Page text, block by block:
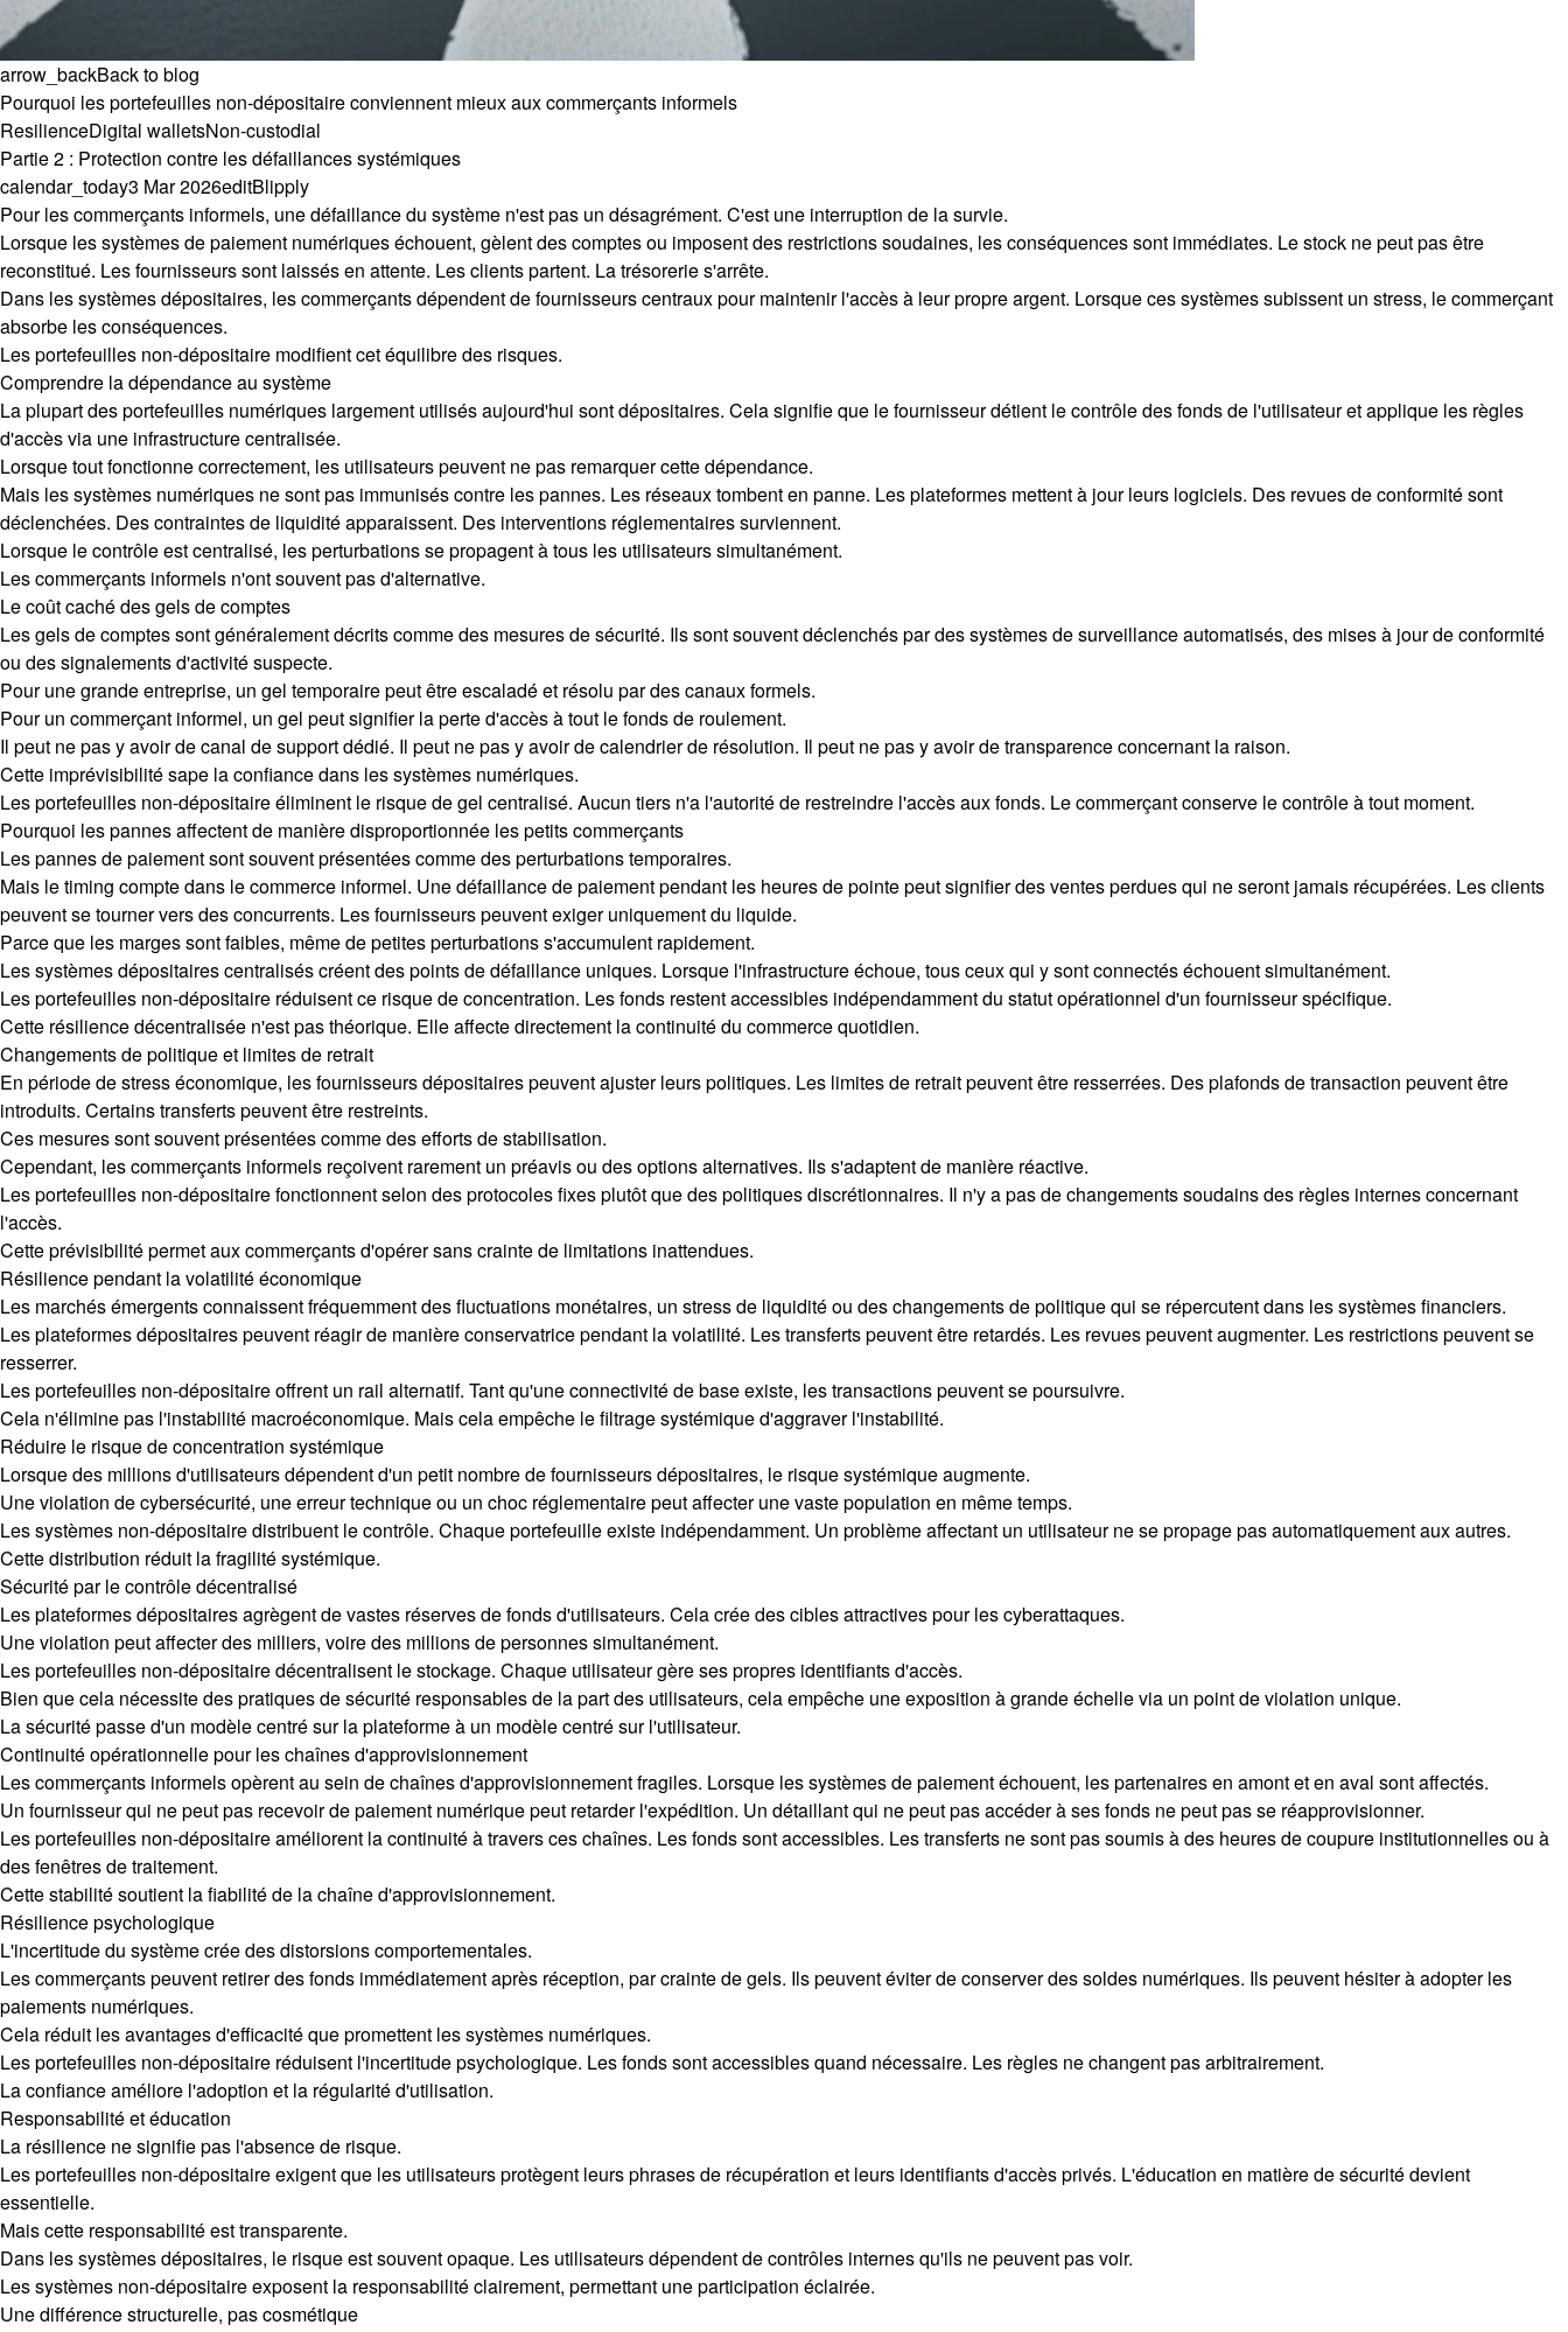
arrow_backBack to blog
Pourquoi les portefeuilles non-dépositaire conviennent mieux aux commerçants informels
ResilienceDigital walletsNon-custodial
Partie 2 : Protection contre les défaillances systémiques
calendar_today3 Mar 2026editBlipply
Pour les commerçants informels, une défaillance du système n'est pas un désagrément. C'est une interruption de la survie.
Lorsque les systèmes de paiement numériques échouent, gèlent des comptes ou imposent des restrictions soudaines, les conséquences sont immédiates. Le stock ne peut pas être
reconstitué. Les fournisseurs sont laissés en attente. Les clients partent. La trésorerie s'arrête.
Dans les systèmes dépositaires, les commerçants dépendent de fournisseurs centraux pour maintenir l'accès à leur propre argent. Lorsque ces systèmes subissent un stress, le commerçant
absorbe les conséquences.
Les portefeuilles non-dépositaire modifient cet équilibre des risques.
Comprendre la dépendance au système
La plupart des portefeuilles numériques largement utilisés aujourd'hui sont dépositaires. Cela signifie que le fournisseur détient le contrôle des fonds de l'utilisateur et applique les règles
d'accès via une infrastructure centralisée.
Lorsque tout fonctionne correctement, les utilisateurs peuvent ne pas remarquer cette dépendance.
Mais les systèmes numériques ne sont pas immunisés contre les pannes. Les réseaux tombent en panne. Les plateformes mettent à jour leurs logiciels. Des revues de conformité sont
déclenchées. Des contraintes de liquidité apparaissent. Des interventions réglementaires surviennent.
Lorsque le contrôle est centralisé, les perturbations se propagent à tous les utilisateurs simultanément.
Les commerçants informels n'ont souvent pas d'alternative.
Le coût caché des gels de comptes
Les gels de comptes sont généralement décrits comme des mesures de sécurité. Ils sont souvent déclenchés par des systèmes de surveillance automatisés, des mises à jour de conformité
ou des signalements d'activité suspecte.
Pour une grande entreprise, un gel temporaire peut être escaladé et résolu par des canaux formels.
Pour un commerçant informel, un gel peut signifier la perte d'accès à tout le fonds de roulement.
Il peut ne pas y avoir de canal de support dédié. Il peut ne pas y avoir de calendrier de résolution. Il peut ne pas y avoir de transparence concernant la raison.
Cette imprévisibilité sape la confiance dans les systèmes numériques.
Les portefeuilles non-dépositaire éliminent le risque de gel centralisé. Aucun tiers n'a l'autorité de restreindre l'accès aux fonds. Le commerçant conserve le contrôle à tout moment.
Pourquoi les pannes affectent de manière disproportionnée les petits commerçants
Les pannes de paiement sont souvent présentées comme des perturbations temporaires.
Mais le timing compte dans le commerce informel. Une défaillance de paiement pendant les heures de pointe peut signifier des ventes perdues qui ne seront jamais récupérées. Les clients
peuvent se tourner vers des concurrents. Les fournisseurs peuvent exiger uniquement du liquide.
Parce que les marges sont faibles, même de petites perturbations s'accumulent rapidement.
Les systèmes dépositaires centralisés créent des points de défaillance uniques. Lorsque l'infrastructure échoue, tous ceux qui y sont connectés échouent simultanément.
Les portefeuilles non-dépositaire réduisent ce risque de concentration. Les fonds restent accessibles indépendamment du statut opérationnel d'un fournisseur spécifique.
Cette résilience décentralisée n'est pas théorique. Elle affecte directement la continuité du commerce quotidien.
Changements de politique et limites de retrait
En période de stress économique, les fournisseurs dépositaires peuvent ajuster leurs politiques. Les limites de retrait peuvent être resserrées. Des plafonds de transaction peuvent être
introduits. Certains transferts peuvent être restreints.
Ces mesures sont souvent présentées comme des efforts de stabilisation.
Cependant, les commerçants informels reçoivent rarement un préavis ou des options alternatives. Ils s'adaptent de manière réactive.
Les portefeuilles non-dépositaire fonctionnent selon des protocoles fixes plutôt que des politiques discrétionnaires. Il n'y a pas de changements soudains des règles internes concernant
l'accès.
Cette prévisibilité permet aux commerçants d'opérer sans crainte de limitations inattendues.
Résilience pendant la volatilité économique
Les marchés émergents connaissent fréquemment des fluctuations monétaires, un stress de liquidité ou des changements de politique qui se répercutent dans les systèmes financiers.
Les plateformes dépositaires peuvent réagir de manière conservatrice pendant la volatilité. Les transferts peuvent être retardés. Les revues peuvent augmenter. Les restrictions peuvent se
resserrer.
Les portefeuilles non-dépositaire offrent un rail alternatif. Tant qu'une connectivité de base existe, les transactions peuvent se poursuivre.
Cela n'élimine pas l'instabilité macroéconomique. Mais cela empêche le filtrage systémique d'aggraver l'instabilité.
Réduire le risque de concentration systémique
Lorsque des millions d'utilisateurs dépendent d'un petit nombre de fournisseurs dépositaires, le risque systémique augmente.
Une violation de cybersécurité, une erreur technique ou un choc réglementaire peut affecter une vaste population en même temps.
Les systèmes non-dépositaire distribuent le contrôle. Chaque portefeuille existe indépendamment. Un problème affectant un utilisateur ne se propage pas automatiquement aux autres.
Cette distribution réduit la fragilité systémique.
Sécurité par le contrôle décentralisé
Les plateformes dépositaires agrègent de vastes réserves de fonds d'utilisateurs. Cela crée des cibles attractives pour les cyberattaques.
Une violation peut affecter des milliers, voire des millions de personnes simultanément.
Les portefeuilles non-dépositaire décentralisent le stockage. Chaque utilisateur gère ses propres identifiants d'accès.
Bien que cela nécessite des pratiques de sécurité responsables de la part des utilisateurs, cela empêche une exposition à grande échelle via un point de violation unique.
La sécurité passe d'un modèle centré sur la plateforme à un modèle centré sur l'utilisateur.
Continuité opérationnelle pour les chaînes d'approvisionnement
Les commerçants informels opèrent au sein de chaînes d'approvisionnement fragiles. Lorsque les systèmes de paiement échouent, les partenaires en amont et en aval sont affectés.
Un fournisseur qui ne peut pas recevoir de paiement numérique peut retarder l'expédition. Un détaillant qui ne peut pas accéder à ses fonds ne peut pas se réapprovisionner.
Les portefeuilles non-dépositaire améliorent la continuité à travers ces chaînes. Les fonds sont accessibles. Les transferts ne sont pas soumis à des heures de coupure institutionnelles ou à
des fenêtres de traitement.
Cette stabilité soutient la fiabilité de la chaîne d'approvisionnement.
Résilience psychologique
L'incertitude du système crée des distorsions comportementales.
Les commerçants peuvent retirer des fonds immédiatement après réception, par crainte de gels. Ils peuvent éviter de conserver des soldes numériques. Ils peuvent hésiter à adopter les
paiements numériques.
Cela réduit les avantages d'efficacité que promettent les systèmes numériques.
Les portefeuilles non-dépositaire réduisent l'incertitude psychologique. Les fonds sont accessibles quand nécessaire. Les règles ne changent pas arbitrairement.
La confiance améliore l'adoption et la régularité d'utilisation.
Responsabilité et éducation
La résilience ne signifie pas l'absence de risque.
Les portefeuilles non-dépositaire exigent que les utilisateurs protègent leurs phrases de récupération et leurs identifiants d'accès privés. L'éducation en matière de sécurité devient
essentielle.
Mais cette responsabilité est transparente.
Dans les systèmes dépositaires, le risque est souvent opaque. Les utilisateurs dépendent de contrôles internes qu'ils ne peuvent pas voir.
Les systèmes non-dépositaire exposent la responsabilité clairement, permettant une participation éclairée.
Une différence structurelle, pas cosmétique